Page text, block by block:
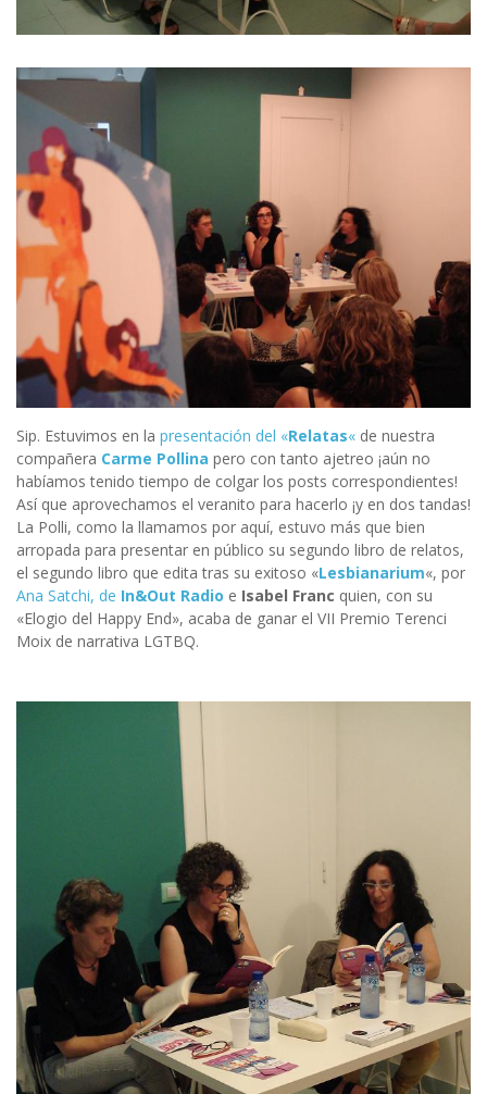
Sip. Estuvimos en la presentación del «Relatas« de nuestra
compañera Carme Pollina pero con tanto ajetreo ¡aún no
habíamos tenido tiempo de colgar los posts correspondientes!
Así que aprovechamos el veranito para hacerlo ¡y en dos tandas!
La Polli, como la llamamos por aquí, estuvo más que bien
arropada para presentar en público su segundo libro de relatos,
el segundo libro que edita tras su exitoso «Lesbianarium«, por
Ana Satchi, de In&Out Radio e Isabel Franc quien, con su
«Elogio del Happy End», acaba de ganar el VII Premio Terenci
Moix de narrativa LGTBQ.